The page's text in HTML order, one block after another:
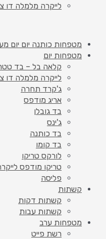
לייקרה מלמלה דו צדדי
מטפחות כותנה יום יום מעוצבות
מטפחות יום
קלאה בל – בד טטרה
לייקרה מלמלה דו צדדי
ג'קרד תחרה
אריג מודפס
בד גובלן
ג'ינס
בד כותנה
בד קומו
לורקס טריקו
טריקו מודפס לייקרה
פליסה
קשתות
קשתות דקות
קשתות עבות
מטפחות ערב
רשת פייט